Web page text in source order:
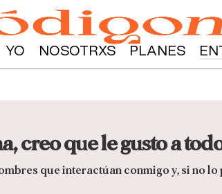
YO NOSOTRXS PLANES
creo que le gusto a
que interactúan conmigo y, si no